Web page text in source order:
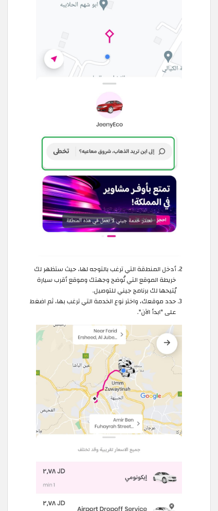
أدخل المنطقة التي ترغب بالتوجه لها، حيث ستظهر لك
خريطة الموقع التي تُوضح وجهتك وموقع أقرب سيارة
يُتيحها لك برنامج جيني للتوصيل.
حدد موقعك، واختر نوع الخدمة التي ترغب بها، ثم اضغط
على "ابدأ الآن".